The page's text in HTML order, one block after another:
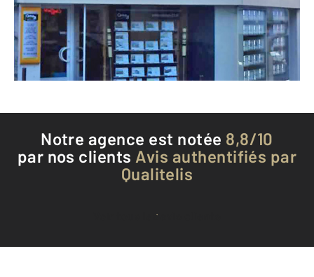
Envoyer un message
Téléphoner à l'agence
Notre agence est notée 8,8/10
par nos clients Avis authentifiés par
Qualitelis
Voir tous les avis clients